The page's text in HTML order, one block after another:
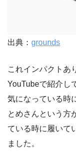
出典： grounds
これインパクトあ
YouTubeで紹介し
気になっている時
とめさんという方
ている時に履いて
ました。